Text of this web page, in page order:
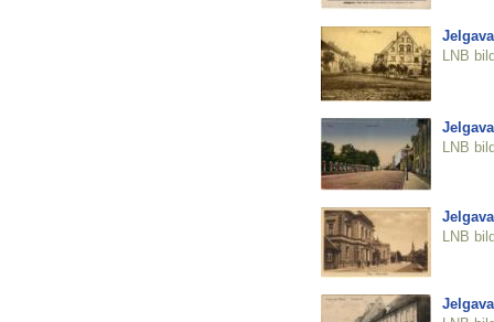
Jelgava
LNB
Jelgava
LNB
Jelgava
LNB
Jelgava